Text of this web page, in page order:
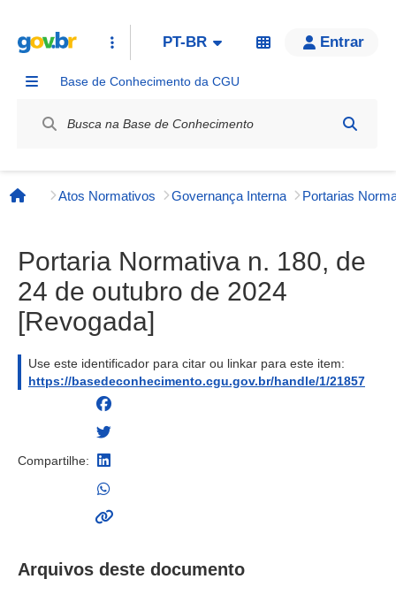
PT-BR Entrar
Base de Conhecimento da CGU
Página inicial
Atos Normativos Governança Interna
Portaria Normativa n. 180, de
24 de outubro de 2024
[Revogada]
Use este identificador para citar ou linkar para este item:
https://basedeconhecimento.cgu.gov.br/handle/1/21857
Compartilhe:
Arquivos deste documento